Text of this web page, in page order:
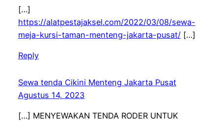
[…]
https://alatpestajaksel.com/2022/03/08/sewa-
meja-kursi-taman-menteng-jakarta-pusat/[…]
Reply
Sewa tenda Cikini Menteng Jakarta Pusat
Agustus 14, 2023
[…] MENYEWAKAN TENDA RODER UNTUK